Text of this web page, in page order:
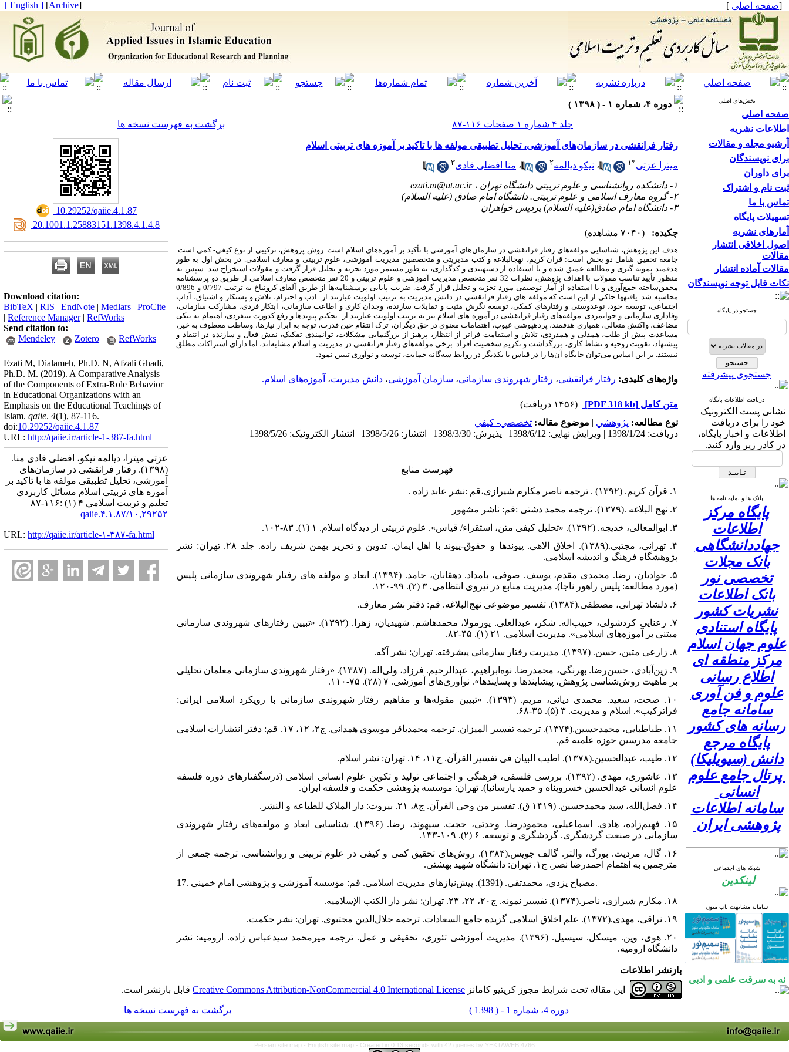
[صفحه اصلی ]
[
Archive
]
[ English ]
بخش‌های اصلی
صفحه اصلی
اطلاعات نشریه
آرشیو مجله و مقالات
برای نویسندگان
برای داوران
ثبت نام و اشتراک
تماس با ما
تسهیلات پایگاه
آمارهای نشریه
اصول اخلاقی انتشار
مقالات
مقالات آماده انتشار
نکات قابل توجه نویسندگان
جستجو در پایگاه
جستجوی پیشرفته
دریافت اطلاعات پایگاه
نشانی پست الکترونیک
خود را برای دریافت
اطلاعات و اخبار پایگاه،
در کادر زیر وارد کنید.
بانک ها و نمایه نامه ها
پایگاه مرکز
اطلاعات
جهاددانشگاهی
بانک مجلات
تخصصی نور
بانک اطلاعات
نشریات کشور
پایگاه استنادی
علوم جهان اسلام
مرکز منطقه ای
اطلاع رسانی
علوم و فن آوری
سامانه جامع
رسانه های کشور
پایگاه مرجع
دانش (سیویلیکا)
پرتال جامع علوم
انسانی
سامانه اطلاعات
پژوهشی ایران
شبکه های اجتماعی
لینکدین
سامانه مشابهت یاب متون
نه به سرقت علمی و ادبی
دوره ۴، شماره ۱ - ( ۱۳۹۸ )
جلد ۴ شماره ۱ صفحات ۱۱۶-۸۷
برگشت به فهرست نسخه ها
رفتار فرانقشی در سازمان‌های آموزشی، تحلیل تطبیقی مولفه ها با تاکید بر آموزه های تربیتی اسلام
میترا عزتی*۱ ، نیکو دیالمه۲ ، منا افضلی قادی۳
۱- دانشکده روانشناسی و علوم تربیتی دانشگاه تهران ،
ezati.m@ut.ac.ir
۲- گروه معارف اسلامی و علوم تربیتی. دانشگاه امام صادق (علیه السلام)
۳- دانشگاه امام صادق(علیه السلام) پردیس خواهران
چکیده: (۷۰۴۰ مشاهده)
هدف این پژوهش، شناسایی مولفه‌های رفتار فرانقشی در سازمان‌های آموزشی با تأکید بر آموزه‌های اسلام است. روش پژوهش، ترکیبی از نوع کیفی- کمی است.
جامعه تحقیق شامل دو بخش است: قرآن کریم، نهج­البلاغه و کتب مدیریتی و متخصصین مدیریت آموزشی، علوم تربیتی و معارف اسلامی. در بخش اول به طور
هدفمند نمونه­ گیری و مطالعه عمیق شده و با استفاده از دسته­بندی و کدگذاری، به طور مستمر مورد تجزیه و تحلیل قرار گرفت و مقولات استخراج شد. سپس به
منظور تأیید تناسب مقولات با اهداف پژوهش، نظرات 32 نفر متخصص مدیریت آموزشی و علوم تربیتی و 20 نفر متخصص معارف اسلامی از طریق دو پرسشنامه
محقق‌ساخته جمع‌آوری و با استفاده از آمار توصیفی مورد تجزیه و تحلیل قرار گرفت. ضریب پایایی پرسشنامه‌ها از طریق آلفای کرونباخ به ترتیب 0/797 و 0/896
محاسبه شد. یافته­ها حاکی از این است که مولفه­ های رفتار فرانقشی در دانش مدیریت به ترتیب اولویت عبارتند از: ادب و احترام، تلاش و پشتکار و اشتیاق، آداب
اجتماعی، توسعه خود، نوع­دوستی و رفتارهای کمکی، توسعه نگرش مثبت و تمایلات سازنده، وجدان کاری و اطاعت سازمانی، ابتکار فردی، مشارکت سازمانی،
وفاداری سازمانی و جوانمردی. مولفه‌های رفتار فرانقشی در آموزه ­های اسلام نیز به ترتیب اولویت عبارتند از: تحکیم پیوندها و رفع کدورت بین­فردی، اهتمام به نیکی
مضاعف، واکنش متعالی، همیاری هدفمند، پرده­پوشی عیوب، اهتمامات معنوی در حق دیگران، ترک انتقام حین قدرت، توجه به ابراز نیازها، وساطت معطوف به خیر،
مساعدت پیش از طلب، همدلی و همدردی، تلاش و استقامت فراتر از انتظار، پرهیز از بزرگنمایی مشکلات، توانمندی تفکیک، نقش فعال و سازنده در انتقاد و
پیشنهاد، تقویت روحیه و نشاط کاری، بزرگداشت و تکریم شخصیت افراد. برخی مولفه‌های رفتار فرانقشی در مدیریت و اسلام مشابه‌اند، اما دارای اشتراکات مطلق
نیستند. بر این اساس می‌توان جایگاه آن‌ها را در قیاس با یکدیگر در روابط سه‌گانه حمایت، توسعه و نوآوری تبیین نمود.
واژه‌های کلیدی: رفتار فرانقشی، رفتار شهروندی سازمانی، سازمان آموزشی، دانش مدیریت، آموزه‌های اسلام.
متن کامل [PDF 318 kb]
(۱۴۵۶ دریافت)
نوع مطالعه: پژوهشي | موضوع مقاله: تخصصي- كيفي
دریافت: 1398/1/24 | ویرایش نهایی: 1398/6/12 | پذیرش: 1398/3/30 | انتشار: 1398/5/26 | انتشار الکترونیک: 1398/5/26
فهرست منابع
۱. قرآن کریم. (۱۳۹۲) . ترجمه ناصر مکارم شیرازی،قم :نشر عابد زاده .
۲. نهج البلاغه .(۱۳۷۹). ترجمه محمد دشتی :قم: ناشر مشهور
۳. ابوالمعالی، خدیجه. (۱۳۹۲). «تحلیل کیفی متن، استقراء/ قیاس». علوم تربیتی از دیدگاه اسلام. ۱ (۱). ‌۸۳-۱۰۲.
۴. تهرانی، مجتبی.(۱۳۸۹). اخلاق الاهی. پیوندها و حقوق-پیوند با اهل ایمان. تدوین و تحریر بهمن شریف زاده. جلد ۲۸. تهران: نشر
پژوهشگاه فرهنگ و اندیشه اسلامی.
۵. جوادیان، رضا. محمدی مقدم، یوسف. صوفی، بامداد. دهقانان، حامد. (۱۳۹۴). ابعاد و مولفه های رفتار شهروندی سازمانی پلیس
(مورد مطالعه: پلیس راهور ناجا). مدیریت منابع در نیروی انتظامی. ۳ (۲). ۹۹-۱۲۰.
۶. دلشاد تهرانی، مصطفی.(۱۳۸۴). تفسیر موضوعی نهج‌البلاغه. قم: دفتر نشر معارف.
۷. رعنایی کردشولی، حبیب‌اله. شکر، عبدالعلی. پور‌مولا، محمدهاشم. شهیدیان، زهرا. (۱۳۹۲). «تبیین رفتارهای شهروندی سازمانی
مبتنی بر آموزه‌های اسلامی». مدیریت اسلامی. ۲۱ (۱). ۴۵-۸۲.
۸. زارعی متین، حسن. (۱۳۹۷). مدیریت رفتار سازمانی پیشرفته. تهران: نشر آگه.
۹. زین‌آبادی، حسن‌رضا. بهرنگی، محمد‌رضا. نوه‌ابراهیم، عبد‌الرحیم. فرزاد، ولی‌اله. (۱۳۸۷). «رفتار شهروندی سازمانی معلمان تحلیلی
بر ماهیت روش‌شناسی پژوهش، پیشایندها و پسایندها». نوآوری‌های آموزشی. ۷ (۲۸). ‌۷۵-۱۱۰.
۱۰. صحت، سعید. محمدی دیانی، مریم. (۱۳۹۳). «تبیین مقوله‌ها و مفاهیم رفتار شهروندی سازمانی با رویکرد اسلامی ایرانی:
فراترکیب». اسلام و مدیریت. ۳ (۵). ۳۵-۶۸.
۱۱. طباطبایی، محمد‌حسین.(۱۳۷۴). ترجمه تفسیر المیزان. ترجمه محمد‌باقر موسوی همدانی. ج۲، ۱۲، ۱۷. قم: دفتر انتشارات اسلامی
جامعه‌ مدرسین حوزه علمیه قم.
۱۲. طیب، عبد‌الحسین.(۱۳۷۸).‌‌ اطیب البیان فی تفسیر القرآن‌. ج‌۱۱، ۱۴. تهران: نشر اسلام.
علوم انسانی عبدالحسین خسروپناه و حمید پارسانیا). تهران: موسسه پژوهشی حکمت و فلسفه ایران.
۱۴. فضل‌الله، سید محمد‌حسین‌. (۱۴۱۹ ق). تفسیر من وحی القرآن. ج۸، ۲۱. بیروت‌: دار الملاک للطباعه و النشر.
۱۵. فهیم‌زاده، هادی. اسماعیلی، محمودرضا. وحدتی، حجت. سپهوند، رضا. (۱۳۹۶). شناسایی ابعاد و مولفه‌های رفتار شهروندی
سازمانی در صنعت گردشگری. گردشگری و توسعه. ۶ (۲). ۱۰۹-۱۳۳.
۱۶. گال، مردیت. بورگ، والتر. گالف جویس.(۱۳۸۴). روش‌های تحقیق کمی و کیفی در علوم تربیتی و روانشناسی. ترجمه جمعی از
مترجمین به اهتمام احمدرضا نصر. ج۱. تهران: دانشگاه شهید بهشتی.
17. ﻣﺼﺒﺎﺡ ﻳﺰﺩﻱ، ﻣﺤﻤﺪﺗﻘﻲ. (1391). پیش‌نیازهای مدیریت اسلامی. ﻗﻢ: ﻣﺆﺳﺴﻪ ﺁﻣﻮﺯﺷﻰ ﻭ ﭘﮋﻭﻫﺸﻰ ﺍﻣﺎﻡ ﺧﻤﻴﻨﻰ.
۱۸. مکارم شیرازی، ناصر.(۱۳۷۴). تفسیر نمونه‌. ج۲۰، ۲۲، ۲۳. تهران: نشر دار الکتب الإسلامیه.
۱۹. نراقی، مهدی.(۱۳۷۲). علم اخلاق اسلامی گزیده جامع السعادات. ترجمه جلال‌الدین مجتبوی. تهران: نشر حکمت.
۲۰. هوی، وین. میسکل. سیسیل. (۱۳۹۶). مدیریت آموزشی تئوری، تحقیقی و عمل. ترجمه میرمحمد سیدعباس زاده. ارومیه: نشر
دانشگاه ارومیه.
‎ 10.29252/qaiie.4.1.87
‎ 20.1001.1.25883151.1398.4.1.4.8
Download citation:
BibTeX | RIS | EndNote | Medlars | ProCite
| Reference Manager| RefWorks
Send citation to:
Mendeley
Zotero RefWorks
Ezati M, Dialameh, Ph.D. N, Afzali Ghadi,
Ph.D. M. (2019). A Comparative Analysis
of the Components of Extra-Role Behavior
in Educational Organizations with an
Emphasis on the Educational Teachings of
Islam. qaiie. 4(1), 87-116.
doi:10.29252/qaiie.4.1.87
URL: http://qaiie.ir/article-1-387-fa.html
عزتی میترا، دیالمه نیکو، افضلی قادی منا.
(۱۳۹۸).
رفتار فرانقشی در سازمان‌های
آموزشی، تحلیل تطبیقی مولفه ها با تاکید بر
آموزه های تربیتی اسلام مسائل كاربردي
تعليم و تربيت اسلامي ۴ (۱) :۱۱۶-۸۷
۱۰,۲۹۲۵۲/qaiie.۴.۱.۸۷
URL: http://qaiie.ir/article-۱-۳۸۷-fa.html
بازنشر اطلاعات
این مقاله تحت شرایط مجوز کریتیو کامانز Creative Commons Attribution-NonCommercial 4.0 International License قابل بازنشر است.
دوره 4، شماره 1 - ( 1398 ) برگشت به فهرست نسخه ها
Persian site map - English site map - Created in 0.13 seconds with 42 queries by YEKTAWEB 4766